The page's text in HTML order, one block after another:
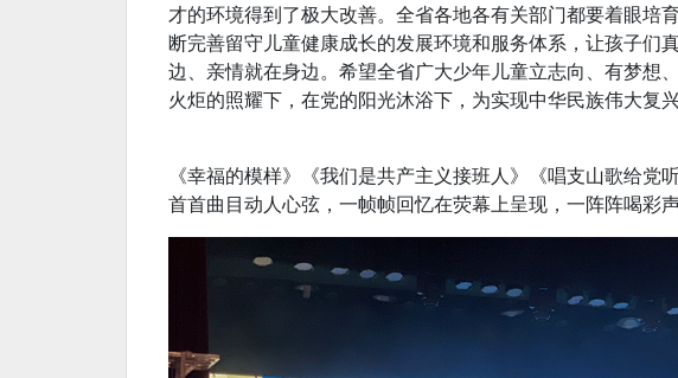
才的环境得到了极大改善。全省各地各有关部门都要着眼培
断完善留守儿童健康成长的发展环境和服务体系，让孩子们
边、亲情就在身边。希望全省广大少年儿童立志向、有梦想
火炬的照耀下，在党的阳光沐浴下，为实现中华民族伟大复
《幸福的模样》《我们是共产主义接班人》《唱支山歌给
首首曲目动人心弦，一帧帧回忆在荧幕上呈现，一阵阵喝彩